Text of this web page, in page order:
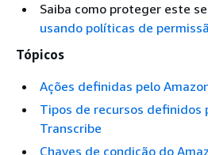
Saiba como proteger este
usando políticas de
Tópicos
Ações definidas pelo
Tipos de recursos definidos
Transcribe
Chaves de condição do